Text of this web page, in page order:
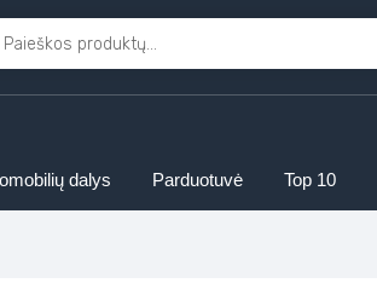
dalys Parduotuvė Top 10